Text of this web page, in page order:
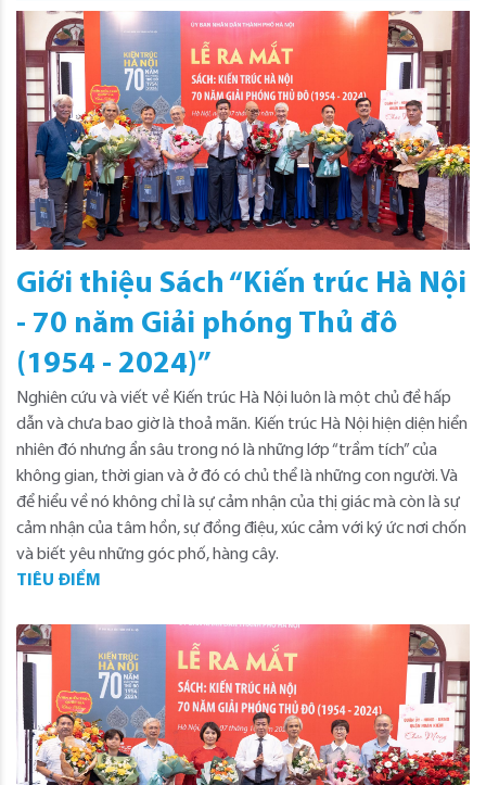
Giới thiệu Sách “Kiến trúc Hà Nội
- 70 năm Giải phóng Thủ đô
(1954 - 2024)”
Nghiên cứu và viết về Kiến trúc Hà Nội luôn là một chủ đề hấp
dẫn và chưa bao giờ là thoả mãn. Kiến trúc Hà Nội hiện diện hiển
nhiên đó nhưng ẩn sâu trong nó là những lớp “trầm tích” của
không gian, thời gian và ở đó có chủ thể là những con người. Và
để hiểu về nó không chỉ là sự cảm nhận của thị giác mà còn là sự
cảm nhận của tâm hồn, sự đồng điệu, xúc cảm với ký ức nơi chốn
và biết yêu những góc phố, hàng cây.
TIÊU ĐIỂM